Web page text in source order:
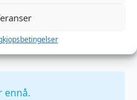
kjopsbetingelser
ennå.